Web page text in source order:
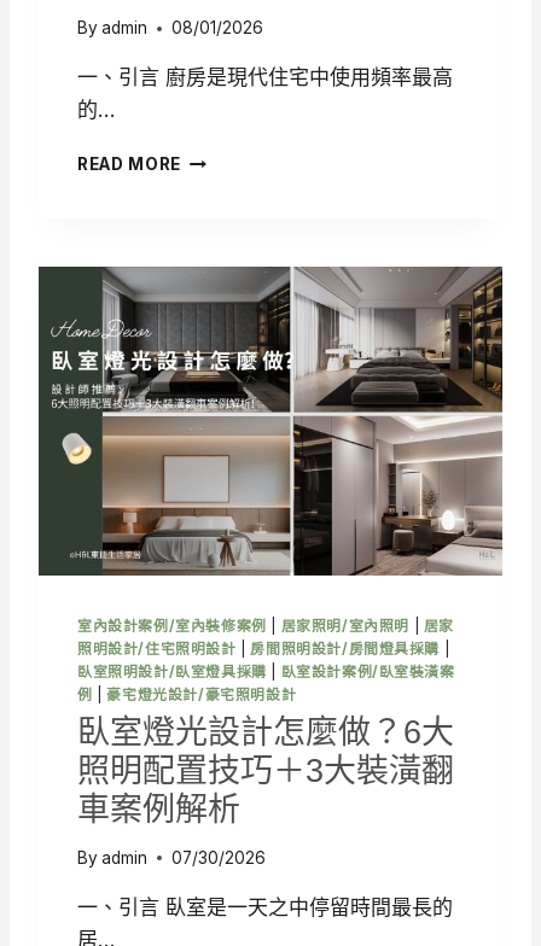
間
Byadmin 08/01/2026
一、引言 廚房是現代住宅中使用頻率最高
的…
READ MORE 廚
怎
做
？
5
大
照
配
置
重
，
打
造
高
質
感
廚
房
空
室內設計案例/室內裝修案例 居家照明/室內照明
居家
照明設計/住宅照明設計 |房間照明設計/房間燈具採購
臥室照明設計/臥室燈具採購
臥室設計案例/臥室裝潢案
例
|豪宅燈光設計/豪宅照明設計
臥室燈光設計怎麼做？6大
照明配置技巧＋3大裝潢翻
車案例解析
Byadmin 07/30/2026
一、引言 臥室是一天之中停留時間最長的
居…